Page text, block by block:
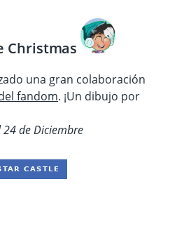
Christmas
una gran colaboración
fandom. ¡Un dibujo por
24 de Diciembre